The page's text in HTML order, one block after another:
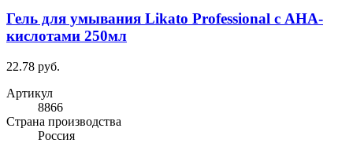
Гель для умывания Likato Professional с АНА-
кислотами 250мл
22.78 руб.
Артикул
8866
Cтрана производства
Россия